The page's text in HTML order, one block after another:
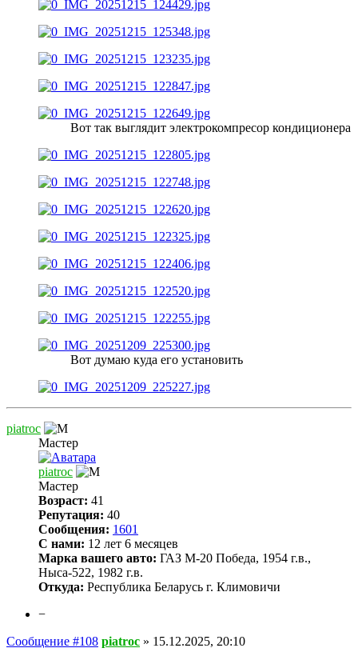
Вот так выглядит электрокомпресор кондиционера
Вот думаю куда его установить
piatroc
Мастер
piatroc
Мастер
Возраст: 41
Репутация: 40
Сообщения: 1601
С нами: 12 лет 6 месяцев
Марка вашего авто: ГАЗ М-20 Победа, 1954 г.в.,
Ныса-522, 1982 г.в.
Откуда: Республика Беларусь г. Климовичи
−
Сообщение #108 piatroc » 15.12.2025, 20:10